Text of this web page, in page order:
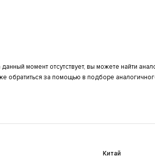
момент отсутствует, вы можете найти
обратиться за помощью в подборе
Китай